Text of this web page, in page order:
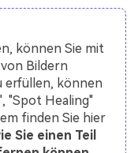
können Sie mit
Bildern
erfüllen, können
"Spot Healing"
finden Sie hier
Sie einen Teil